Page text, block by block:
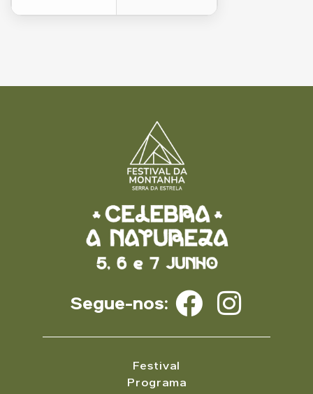
Segue-nos:
Festival
Programa